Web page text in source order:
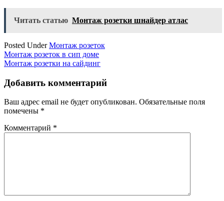
Читать статью Монтаж розетки шнайдер атлас
Posted UnderМонтаж розеток
Навигация
по
записям
Монтаж розеток в сип доме
Монтаж розетки на сайдинг
Добавить комментарий
Ваш адрес email не будет опубликован. Обязательные поля
помечены *
Комментарий *